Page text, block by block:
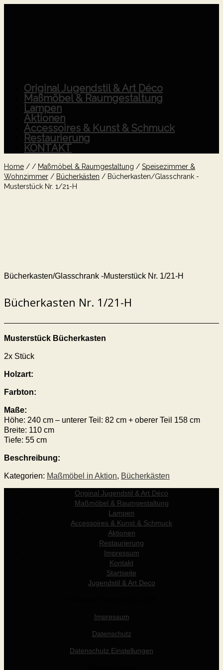
Original Jugendstil & Art Déco
Maßmöbel & Raumgestaltung
Lampen
Aktionen
Accessoires & Kunst & Schmuck
Restaurierung
KONTAKT
Home / / Maßmöbel & Raumgestaltung / Speisezimmer &
Wohnzimmer / Bücherkästen / Bücherkasten/Glasschrank -
Musterstück Nr. 1/21-H
Bücherkasten/Glasschrank -Musterstück Nr. 1/21-H
Bücherkasten Nr. 1/21-H
Musterstück Bücherkasten
2x Stück
Holzart:
Farbton:
Maße:
Höhe: 240 cm – unterer Teil: 82 cm + oberer Teil 158 cm
Breite: 110 cm
Tiefe: 55 cm
Beschreibung:
Kategorien: Maßmöbel in Aktion, Bücherkästen
Original Jugendstil & Art Déco
Maßmöbel & Raumgestaltung
Lampen
Accessoires & Kunst & Schmuck
Aktionen
Restaurierung
Impressum
Kontakt
Startseite
Jugendstil & Art Deco
Impressum
Datenschutz
Datenschutz Einstellungen